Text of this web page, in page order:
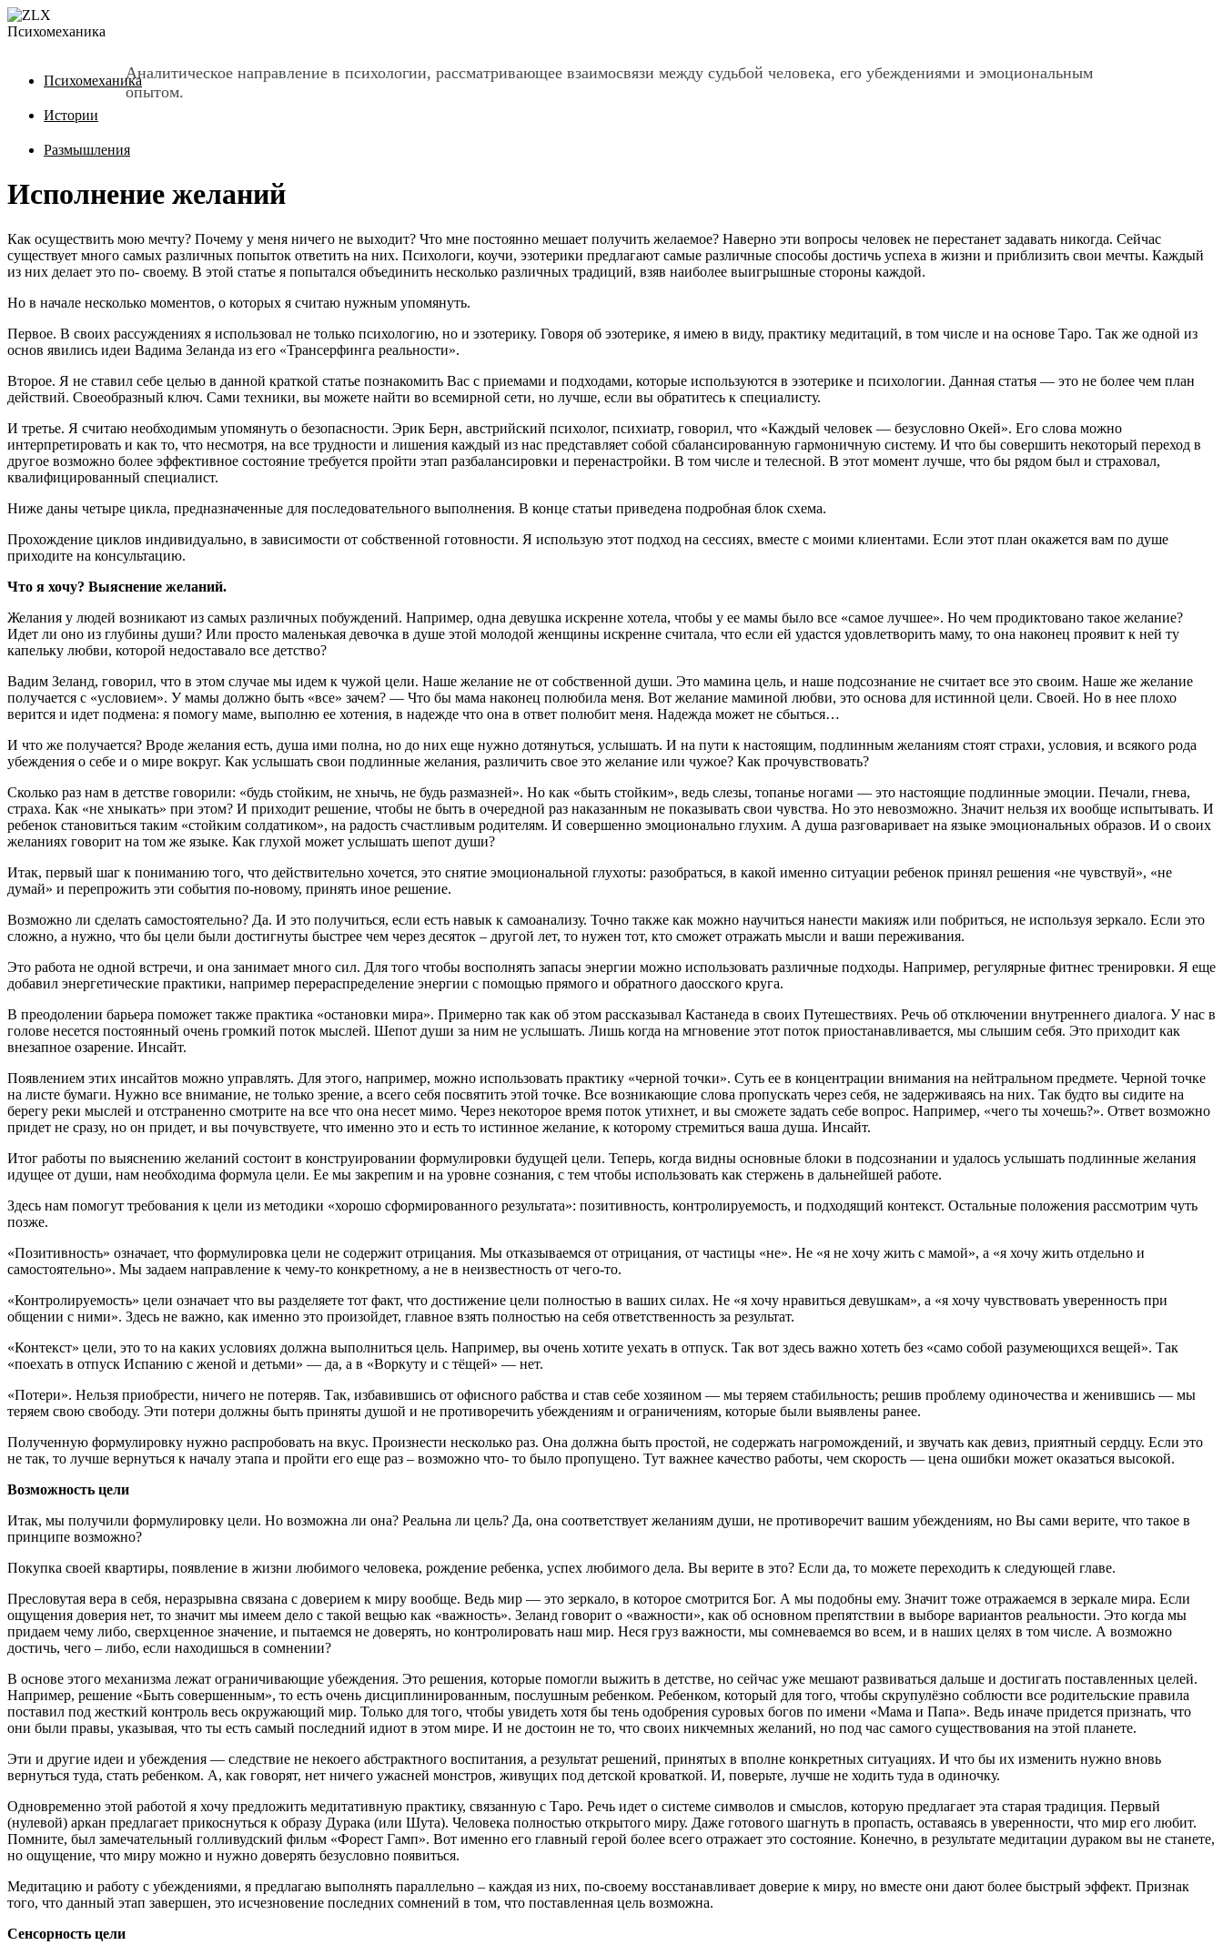
Психомеханика
Аналитическое направление в психологии, рассматривающее взаимосвязи между судьбой человека, его убеждениями и эмоциональным
опытом.
Психомеханика
Истории
Размышления
Исполнение желаний
Как осуществить мою мечту? Почему у меня ничего не выходит? Что мне постоянно мешает получить желаемое? Наверно эти вопросы человек не перестанет задавать никогда. Сейчас
существует много самых различных попыток ответить на них. Психологи, коучи, эзотерики предлагают самые различные способы достичь успеха в жизни и приблизить свои мечты. Каждый
из них делает это по- своему. В этой статье я попытался объединить несколько различных традиций, взяв наиболее выигрышные стороны каждой.
Но в начале несколько моментов, о которых я считаю нужным упомянуть.
Первое. В своих рассуждениях я использовал не только психологию, но и эзотерику. Говоря об эзотерике, я имею в виду, практику медитаций, в том числе и на основе Таро. Так же одной из
основ явились идеи Вадима Зеланда из его «Трансерфинга реальности».
Второе. Я не ставил себе целью в данной краткой статье познакомить Вас с приемами и подходами, которые используются в эзотерике и психологии. Данная статья — это не более чем план
действий. Своеобразный ключ. Сами техники, вы можете найти во всемирной сети, но лучше, если вы обратитесь к специалисту.
И третье. Я считаю необходимым упомянуть о безопасности. Эрик Берн, австрийский психолог, психиатр, говорил, что «Каждый человек — безусловно Окей». Его слова можно
интерпретировать и как то, что несмотря, на все трудности и лишения каждый из нас представляет собой сбалансированную гармоничную систему. И что бы совершить некоторый переход в
другое возможно более эффективное состояние требуется пройти этап разбалансировки и перенастройки. В том числе и телесной. В этот момент лучше, что бы рядом был и страховал,
квалифицированный специалист.
Ниже даны четыре цикла, предназначенные для последовательного выполнения. В конце статьи приведена подробная блок схема.
Прохождение циклов индивидуально, в зависимости от собственной готовности. Я использую этот подход на сессиях, вместе с моими клиентами. Если этот план окажется вам по душе
приходите на консультацию.
Что я хочу? Выяснение желаний.
Желания у людей возникают из самых различных побуждений. Например, одна девушка искренне хотела, чтобы у ее мамы было все «самое лучшее». Но чем продиктовано такое желание?
Идет ли оно из глубины души? Или просто маленькая девочка в душе этой молодой женщины искренне считала, что если ей удастся удовлетворить маму, то она наконец проявит к ней ту
капельку любви, которой недоставало все детство?
Вадим Зеланд, говорил, что в этом случае мы идем к чужой цели. Наше желание не от собственной души. Это мамина цель, и наше подсознание не считает все это своим. Наше же желание
получается с «условием». У мамы должно быть «все» зачем? — Что бы мама наконец полюбила меня. Вот желание маминой любви, это основа для истинной цели. Своей. Но в нее плохо
верится и идет подмена: я помогу маме, выполню ее хотения, в надежде что она в ответ полюбит меня. Надежда может не сбыться…
И что же получается? Вроде желания есть, душа ими полна, но до них еще нужно дотянуться, услышать. И на пути к настоящим, подлинным желаниям стоят страхи, условия, и всякого рода
убеждения о себе и о мире вокруг. Как услышать свои подлинные желания, различить свое это желание или чужое? Как прочувствовать?
Сколько раз нам в детстве говорили: «будь стойким, не хнычь, не будь размазней». Но как «быть стойким», ведь слезы, топанье ногами — это настоящие подлинные эмоции. Печали, гнева,
страха. Как «не хныкать» при этом? И приходит решение, чтобы не быть в очередной раз наказанным не показывать свои чувства. Но это невозможно. Значит нельзя их вообще испытывать. И
ребенок становиться таким «стойким солдатиком», на радость счастливым родителям. И совершенно эмоционально глухим. А душа разговаривает на языке эмоциональных образов. И о своих
желаниях говорит на том же языке. Как глухой может услышать шепот души?
Итак, первый шаг к пониманию того, что действительно хочется, это снятие эмоциональной глухоты: разобраться, в какой именно ситуации ребенок принял решения «не чувствуй», «не
думай» и перепрожить эти события по-новому, принять иное решение.
Возможно ли сделать самостоятельно? Да. И это получиться, если есть навык к самоанализу. Точно также как можно научиться нанести макияж или побриться, не используя зеркало. Если это
сложно, а нужно, что бы цели были достигнуты быстрее чем через десяток – другой лет, то нужен тот, кто сможет отражать мысли и ваши переживания.
Это работа не одной встречи, и она занимает много сил. Для того чтобы восполнять запасы энергии можно использовать различные подходы. Например, регулярные фитнес тренировки. Я еще
добавил энергетические практики, например перераспределение энергии с помощью прямого и обратного даосского круга.
В преодолении барьера поможет также практика «остановки мира». Примерно так как об этом рассказывал Кастанеда в своих Путешествиях. Речь об отключении внутреннего диалога. У нас в
голове несется постоянный очень громкий поток мыслей. Шепот души за ним не услышать. Лишь когда на мгновение этот поток приостанавливается, мы слышим себя. Это приходит как
внезапное озарение. Инсайт.
Появлением этих инсайтов можно управлять. Для этого, например, можно использовать практику «черной точки». Суть ее в концентрации внимания на нейтральном предмете. Черной точке
на листе бумаги. Нужно все внимание, не только зрение, а всего себя посвятить этой точке. Все возникающие слова пропускать через себя, не задерживаясь на них. Так будто вы сидите на
берегу реки мыслей и отстраненно смотрите на все что она несет мимо. Через некоторое время поток утихнет, и вы сможете задать себе вопрос. Например, «чего ты хочешь?». Ответ возможно
придет не сразу, но он придет, и вы почувствуете, что именно это и есть то истинное желание, к которому стремиться ваша душа. Инсайт.
Итог работы по выяснению желаний состоит в конструировании формулировки будущей цели. Теперь, когда видны основные блоки в подсознании и удалось услышать подлинные желания
идущее от души, нам необходима формула цели. Ее мы закрепим и на уровне сознания, с тем чтобы использовать как стержень в дальнейшей работе.
Здесь нам помогут требования к цели из методики «хорошо сформированного результата»: позитивность, контролируемость, и подходящий контекст. Остальные положения рассмотрим чуть
позже.
«Позитивность» означает, что формулировка цели не содержит отрицания. Мы отказываемся от отрицания, от частицы «не». Не «я не хочу жить с мамой», а «я хочу жить отдельно и
самостоятельно». Мы задаем направление к чему-то конкретному, а не в неизвестность от чего-то.
«Контролируемость» цели означает что вы разделяете тот факт, что достижение цели полностью в ваших силах. Не «я хочу нравиться девушкам», а «я хочу чувствовать уверенность при
общении с ними». Здесь не важно, как именно это произойдет, главное взять полностью на себя ответственность за результат.
«Контекст» цели, это то на каких условиях должна выполниться цель. Например, вы очень хотите уехать в отпуск. Так вот здесь важно хотеть без «само собой разумеющихся вещей». Так
«поехать в отпуск Испанию с женой и детьми» — да, а в «Воркуту и с тёщей» — нет.
«Потери». Нельзя приобрести, ничего не потеряв. Так, избавившись от офисного рабства и став себе хозяином — мы теряем стабильность; решив проблему одиночества и женившись — мы
теряем свою свободу. Эти потери должны быть приняты душой и не противоречить убеждениям и ограничениям, которые были выявлены ранее.
Полученную формулировку нужно распробовать на вкус. Произнести несколько раз. Она должна быть простой, не содержать нагромождений, и звучать как девиз, приятный сердцу. Если это
не так, то лучше вернуться к началу этапа и пройти его еще раз – возможно что- то было пропущено. Тут важнее качество работы, чем скорость — цена ошибки может оказаться высокой.
Возможность цели
Итак, мы получили формулировку цели. Но возможна ли она? Реальна ли цель? Да, она соответствует желаниям души, не противоречит вашим убеждениям, но Вы сами верите, что такое в
принципе возможно?
Покупка своей квартиры, появление в жизни любимого человека, рождение ребенка, успех любимого дела. Вы верите в это? Если да, то можете переходить к следующей главе.
Пресловутая вера в себя, неразрывна связана с доверием к миру вообще. Ведь мир — это зеркало, в которое смотрится Бог. А мы подобны ему. Значит тоже отражаемся в зеркале мира. Если
ощущения доверия нет, то значит мы имеем дело с такой вещью как «важность». Зеланд говорит о «важности», как об основном препятствии в выборе вариантов реальности. Это когда мы
придаем чему либо, сверхценное значение, и пытаемся не доверять, но контролировать наш мир. Неся груз важности, мы сомневаемся во всем, и в наших целях в том числе. А возможно
достичь, чего – либо, если находишься в сомнении?
В основе этого механизма лежат ограничивающие убеждения. Это решения, которые помогли выжить в детстве, но сейчас уже мешают развиваться дальше и достигать поставленных целей.
Например, решение «Быть совершенным», то есть очень дисциплинированным, послушным ребенком. Ребенком, который для того, чтобы скрупулёзно соблюсти все родительские правила
поставил под жесткий контроль весь окружающий мир. Только для того, чтобы увидеть хотя бы тень одобрения суровых богов по имени «Мама и Папа». Ведь иначе придется признать, что
они были правы, указывая, что ты есть самый последний идиот в этом мире. И не достоин не то, что своих никчемных желаний, но под час самого существования на этой планете.
Эти и другие идеи и убеждения — следствие не некоего абстрактного воспитания, а результат решений, принятых в вполне конкретных ситуациях. И что бы их изменить нужно вновь
вернуться туда, стать ребенком. А, как говорят, нет ничего ужасней монстров, живущих под детской кроваткой. И, поверьте, лучше не ходить туда в одиночку.
Одновременно этой работой я хочу предложить медитативную практику, связанную с Таро. Речь идет о системе символов и смыслов, которую предлагает эта старая традиция. Первый
(нулевой) аркан предлагает прикоснуться к образу Дурака (или Шута). Человека полностью открытого миру. Даже готового шагнуть в пропасть, оставаясь в уверенности, что мир его любит.
Помните, был замечательный голливудский фильм «Форест Гамп». Вот именно его главный герой более всего отражает это состояние. Конечно, в результате медитации дураком вы не станете,
но ощущение, что миру можно и нужно доверять безусловно появиться.
Медитацию и работу с убеждениями, я предлагаю выполнять параллельно – каждая из них, по-своему восстанавливает доверие к миру, но вместе они дают более быстрый эффект. Признак
того, что данный этап завершен, это исчезновение последних сомнений в том, что поставленная цель возможна.
Сенсорность цели